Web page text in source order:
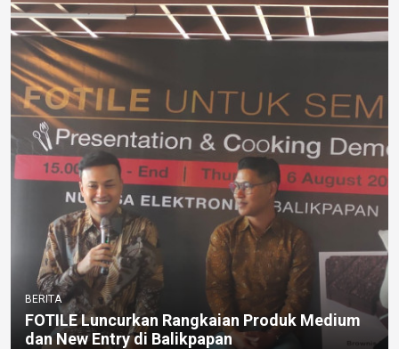
BERITA
FOTILE Luncurkan Rangkaian Produk Medium
dan New Entry di Balikpapan